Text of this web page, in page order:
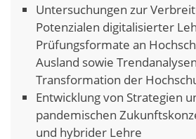
Untersuchungen zur
Potenzialen digitalisierter
Prüfungsformate an
Ausland sowie
Transformation der
Entwicklung von Strategien
pandemischen
und hybrider Lehre